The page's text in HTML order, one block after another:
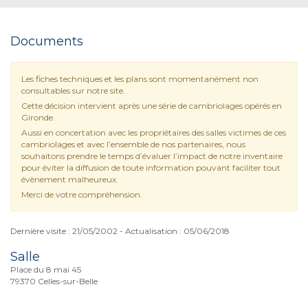
Documents
Les fiches techniques et les plans sont momentanément non
consultables sur notre site.
Cette décision intervient après une série de cambriolages opérés en
Gironde.
Aussi en concertation avec les propriétaires des salles victimes de ces
cambriolages et avec l’ensemble de nos partenaires, nous
souhaitons prendre le temps d’évaluer l’impact de notre inventaire
pour éviter la diffusion de toute information pouvant faciliter tout
évènement malheureux.
Merci de votre compréhension.
Dernière visite : 21/05/2002 - Actualisation : 05/06/2018
Salle
Place du 8 mai 45
79370 Celles-sur-Belle